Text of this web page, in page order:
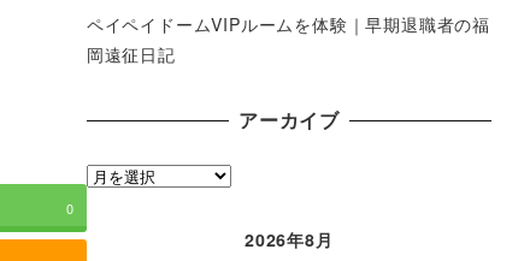
0
ペイペイドームVIPルームを体験｜早期退職者の福
岡遠征日記
アーカイブ
ア
カ
2026年8月